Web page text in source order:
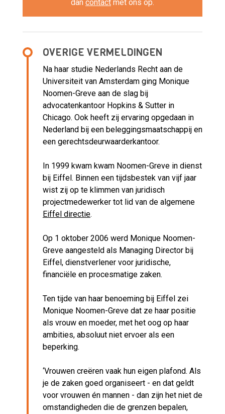
dan contact met ons op.
OVERIGE VERMELDINGEN
Na haar studie Nederlands Recht aan de
Universiteit van Amsterdam ging Monique
Noomen-Greve aan de slag bij
advocatenkantoor Hopkins & Sutter in
Chicago. Ook heeft zij ervaring opgedaan in
Nederland bij een beleggingsmaatschappij en
een gerechtsdeurwaarderkantoor.
In 1999 kwam kwam Noomen-Greve in dienst
bij Eiffel. Binnen een tijdsbestek van vijf jaar
wist zij op te klimmen van juridisch
projectmedewerker tot lid van de algemene
Eiffel directie.
Op 1 oktober 2006 werd Monique Noomen-
Greve aangesteld als Managing Director bij
Eiffel, dienstverlener voor juridische,
financiële en procesmatige zaken.
Ten tijde van haar benoeming bij Eiffel zei
Monique Noomen-Greve dat ze haar positie
als vrouw en moeder, met het oog op haar
ambities, absoluut niet ervoer als een
beperking.
‘Vrouwen creëren vaak hun eigen plafond. Als
je de zaken goed organiseert - en dat geldt
voor vrouwen én mannen - dan zijn het niet de
omstandigheden die de grenzen bepalen,